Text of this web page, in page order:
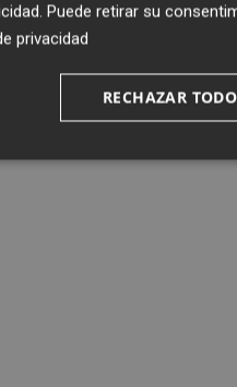
. Puede retirar su
privacidad
RECHAZAR TODO